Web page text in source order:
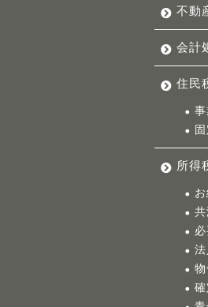
不動
会計
住民
所得
共